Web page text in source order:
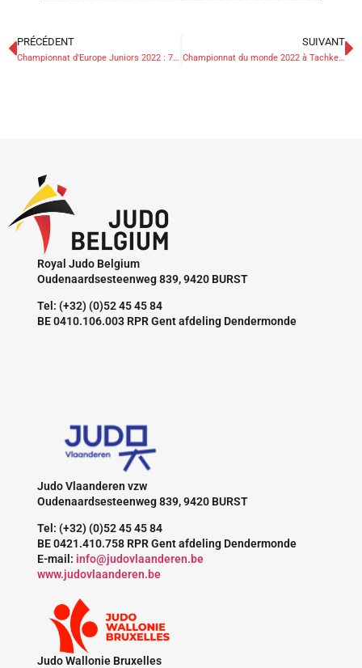
PRÉCÉDENT
Championnat d'Europe Juniors 2022 : 7e place pour Alessia Corrao
SUIVANT
Championnat du monde 2022 à Tachkent : Argent pour Casse, 5e place pour Nikiforov
Royal Judo Belgium
Oudenaardsesteenweg 839, 9420 BURST
Tel: (+32) (0)52 45 45 84
BE 0410.106.003 RPR Gent afdeling Dendermonde
Judo Vlaanderen vzw
Oudenaardsesteenweg 839, 9420 BURST
Tel: (+32) (0)52 45 45 84
BE 0421.410.758 RPR Gent afdeling Dendermonde
E-mail: info@judovlaanderen.be
www.judovlaanderen.be
Judo Wallonie Bruxelles